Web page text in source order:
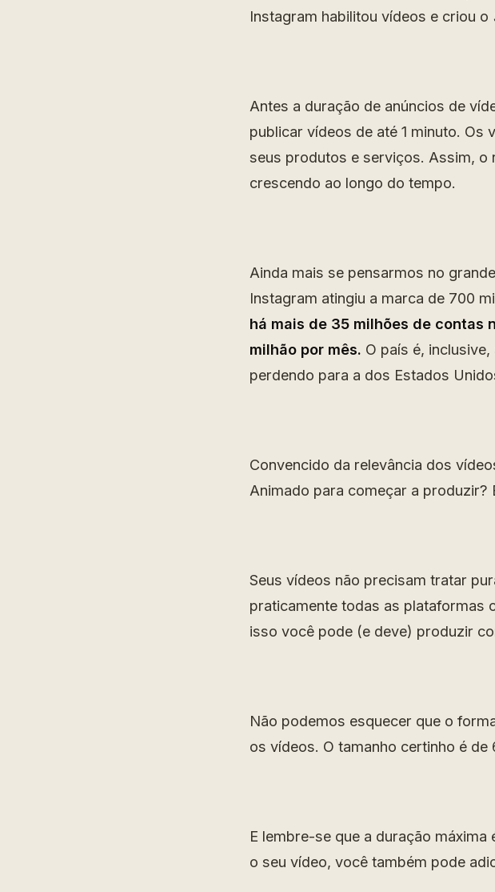
Instagram habilitou vídeos e criou o
Antes a duração de anúncios de
publicar vídeos de até 1 minuto.
seus produtos e serviços. Assim, o
crescendo ao longo do tempo.
Ainda mais se pensarmos no
Instagram atingiu a marca de 700
há mais de 35 milhões de contas
milhão por mês. O país é,
perdendo para a dos Estados
Convencido da relevância dos
Animado para começar a produzir?
Seus vídeos não precisam tratar
praticamente todas as plataformas
isso você pode (e deve) produzir
Não podemos esquecer que o
os vídeos. O tamanho certinho é de
E lembre-se que a duração
o seu vídeo, você também pode